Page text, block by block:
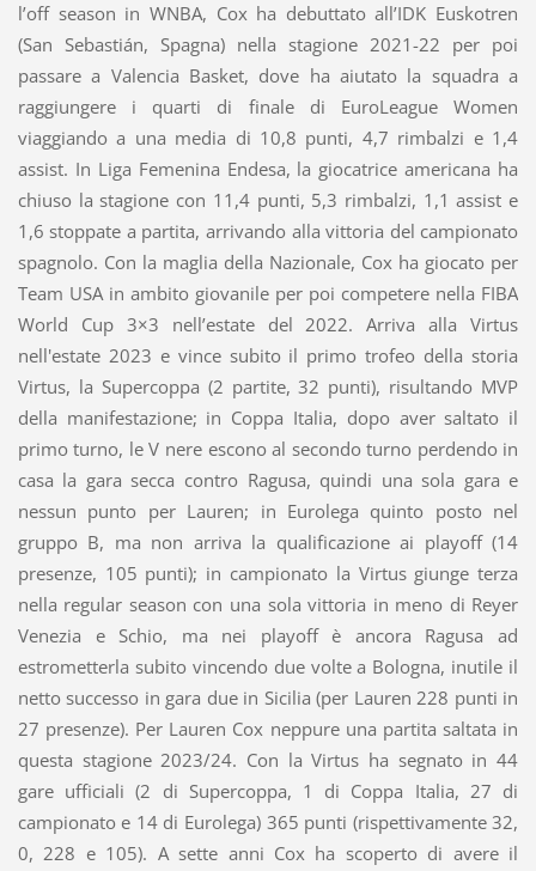
l’off season in WNBA, Cox ha debuttato all’IDK Euskotren
(San Sebastián, Spagna) nella stagione 2021-22 per poi
passare a Valencia Basket, dove ha aiutato la squadra a
raggiungere i quarti di finale di EuroLeague Women
viaggiando a una media di 10,8 punti, 4,7 rimbalzi e 1,4
assist. In Liga Femenina Endesa, la giocatrice americana ha
chiuso la stagione con 11,4 punti, 5,3 rimbalzi, 1,1 assist e
1,6 stoppate a partita, arrivando alla vittoria del campionato
spagnolo. Con la maglia della Nazionale, Cox ha giocato per
Team USA in ambito giovanile per poi competere nella FIBA
World Cup 3×3 nell’estate del 2022. Arriva alla Virtus
nell'estate 2023 e vince subito il primo trofeo della storia
Virtus, la Supercoppa (2 partite, 32 punti), risultando MVP
della manifestazione; in Coppa Italia, dopo aver saltato il
primo turno, le V nere escono al secondo turno perdendo in
casa la gara secca contro Ragusa, quindi una sola gara e
nessun punto per Lauren; in Eurolega quinto posto nel
gruppo B, ma non arriva la qualificazione ai playoff (14
presenze, 105 punti); in campionato la Virtus giunge terza
nella regular season con una sola vittoria in meno di Reyer
Venezia e Schio, ma nei playoff è ancora Ragusa ad
estrometterla subito vincendo due volte a Bologna, inutile il
netto successo in gara due in Sicilia (per Lauren 228 punti in
27 presenze). Per Lauren Cox neppure una partita saltata in
questa stagione 2023/24. Con la Virtus ha segnato in 44
gare ufficiali (2 di Supercoppa, 1 di Coppa Italia, 27 di
campionato e 14 di Eurolega) 365 punti (rispettivamente 32,
0, 228 e 105). A sette anni Cox ha scoperto di avere il